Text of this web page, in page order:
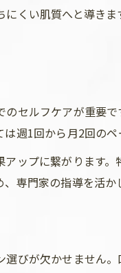
くい肌質へと導き
セルフケアが重要
週1回から月2回のペ
ップに繋がります
専門家の指導を活か
びが欠かせません